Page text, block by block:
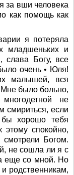
за вши человека
как помощь как
я потеряла
младшеньких и
слава Богу, все
очень • Юля!
малышей, вся
Мне было больно,
не
смириться, если
хорошо тебя
спокойно,
Богом.
не сошла ли я с
еще со мной. Но
родственникам,